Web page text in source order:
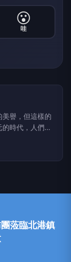
😮
哇
譽，但這樣的
時代，人們經
因此，獲取正
代人的基本需
蒞臨北港鎮